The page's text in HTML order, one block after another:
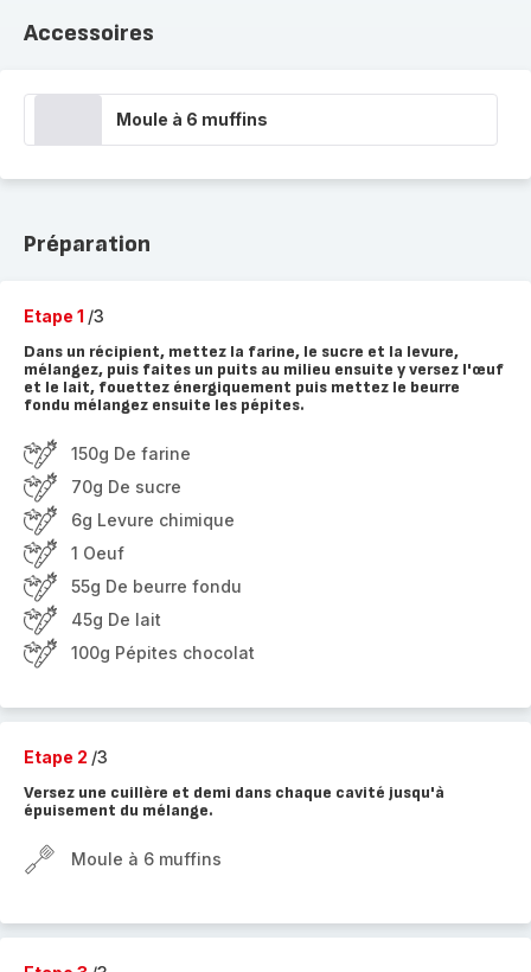
Accessoires
Moule à 6 muffins
Préparation
Etape 1 /3
Dans un récipient, mettez la farine, le sucre et la levure,
mélangez, puis faites un puits au milieu ensuite y versez l'œuf
et le lait, fouettez énergiquement puis mettez le beurre
fondu mélangez ensuite les pépites.
150g De farine
70g De sucre
6g Levure chimique
1 Oeuf
55g De beurre fondu
45g De lait
100g Pépites chocolat
Etape 2 /3
Versez une cuillère et demi dans chaque cavité jusqu'à
épuisement du mélange.
Moule à 6 muffins